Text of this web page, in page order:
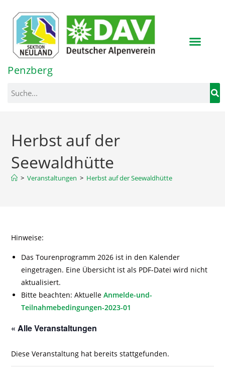
springen
Penzberg
Herbst auf der
Seewaldhütte
> Veranstaltungen > Herbst auf der Seewaldhütte
Hinweise:
Das Tourenprogramm 2026 ist in den Kalender
eingetragen. Eine Übersicht ist als PDF-Datei wird nicht
aktualisiert.
Bitte beachten: Aktuelle Anmelde-und-
Teilnahmebedingungen-2023-01
« Alle Veranstaltungen
Diese Veranstaltung hat bereits stattgefunden.